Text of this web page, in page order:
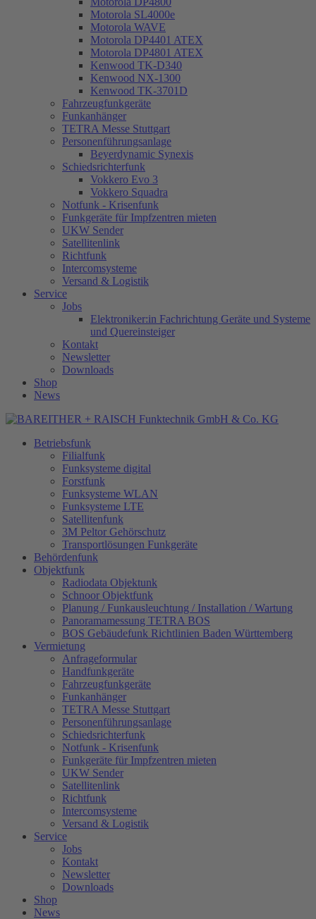
Motorola SL4000e
Motorola WAVE
Motorola DP4401 ATEX
Motorola DP4801 ATEX
Kenwood TK-D340
Kenwood NX-1300
Kenwood TK-3701D
Fahrzeugfunkgeräte
Funkanhänger
TETRA Messe Stuttgart
Personenführungsanlage
Beyerdynamic Synexis
Schiedsrichterfunk
Vokkero Evo 3
Vokkero Squadra
Notfunk - Krisenfunk
Funkgeräte für Impfzentren mieten
UKW Sender
Satellitenlink
Richtfunk
Intercomsysteme
Versand & Logistik
Service
Jobs
Elektroniker:in Fachrichtung Geräte und Systeme
und Quereinsteiger
Kontakt
Newsletter
Downloads
Shop
News
Betriebsfunk
Filialfunk
Funksysteme digital
Forstfunk
Funksysteme WLAN
Funksysteme LTE
Satellitenfunk
3M Peltor Gehörschutz
Transportlösungen Funkgeräte
Behördenfunk
Objektfunk
Radiodata Objektunk
Schnoor Objektfunk
Planung / Funkausleuchtung / Installation / Wartung
Panoramamessung TETRA BOS
BOS Gebäudefunk Richtlinien Baden Württemberg
Vermietung
Anfrageformular
Handfunkgeräte
Fahrzeugfunkgeräte
Funkanhänger
TETRA Messe Stuttgart
Personenführungsanlage
Schiedsrichterfunk
Notfunk - Krisenfunk
Funkgeräte für Impfzentren mieten
UKW Sender
Satellitenlink
Richtfunk
Intercomsysteme
Versand & Logistik
Service
Jobs
Kontakt
Newsletter
Downloads
Shop
News